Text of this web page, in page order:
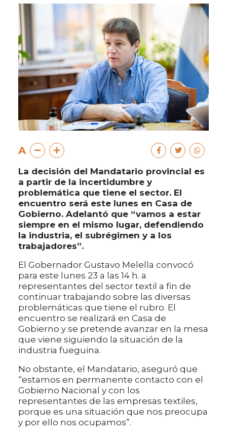
A
La decisión del Mandatario provincial es
a partir de la incertidumbre y
problemática que tiene el sector. El
encuentro será este lunes en Casa de
Gobierno. Adelantó que “vamos a estar
siempre en el mismo lugar, defendiendo
la industria, el subrégimen y a los
trabajadores”.
El Gobernador Gustavo Melella convocó
para este lunes 23 a las 14 h. a
representantes del sector textil a fin de
continuar trabajando sobre las diversas
problemáticas que tiene el rubro. El
encuentro se realizará en Casa de
Gobierno y se pretende avanzar en la mesa
que viene siguiendo la situación de la
industria fueguina.
No obstante, el Mandatario, aseguró que
“estamos en permanente contacto con el
Gobierno Nacional y con los
representantes de las empresas textiles,
porque es una situación que nos preocupa
y por ello nos ocupamos”.